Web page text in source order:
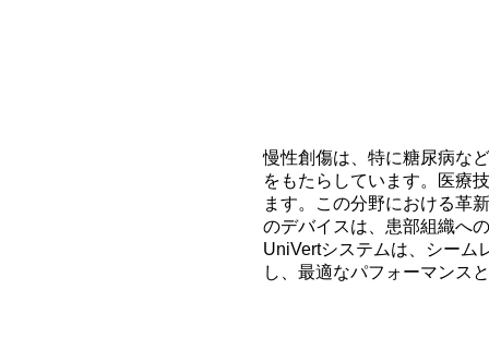
慢性創傷は、特に糖尿病な
をもたらしています。医療
ます。この分野における革
のデバイスは、患部組織へ
UniVertシステムは、シーム
し、最適なパフォーマンス